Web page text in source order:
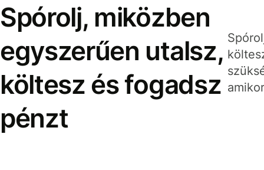
Spórolj, miközben
egyszerűen utalsz,
költesz és fogadsz
pénzt